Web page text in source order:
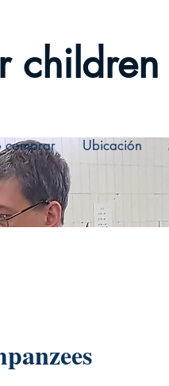
children
comprar Ubicación